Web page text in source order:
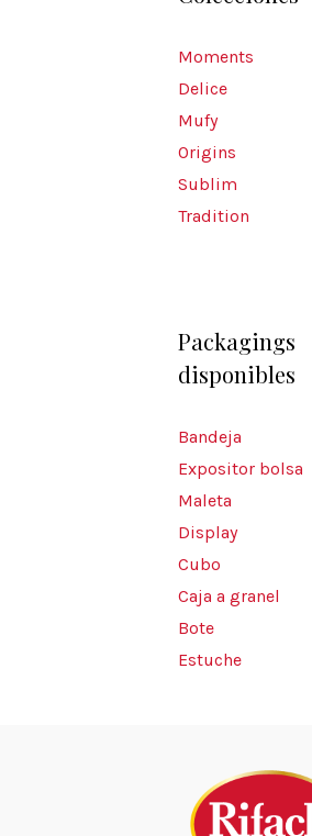
Moments
Delice
Mufy
Origins
Sublim
Tradition
Packagings
disponibles
Bandeja
Expositor bolsa
Maleta
Display
Cubo
Caja a granel
Bote
Estuche